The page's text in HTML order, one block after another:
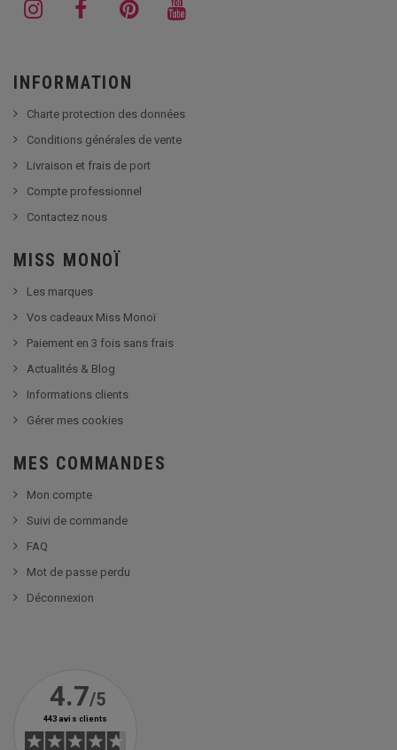
INFORMATION
Charte protection des données
Conditions générales de vente
Livraison et frais de port
Compte professionnel
Contactez nous
MISS MONOÏ
Les marques
Vos cadeaux Miss Monoï
Paiement en 3 fois sans frais
Actualités & Blog
Informations clients
Gérer mes cookies
MES COMMANDES
Mon compte
Suivi de commande
FAQ
Mot de passe perdu
Déconnexion